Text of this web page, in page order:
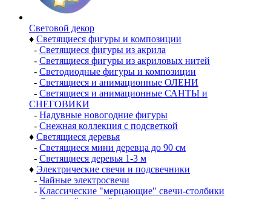
Световой декор
♦ Светящиеся фигуры и композиции
- Светящиеся фигуры из акрила
- Светящиеся фигуры из акриловых нитей
- Светодиодные фигуры и композиции
- Светящиеся и анимационные ОЛЕНИ
- Светящиеся и анимационные САНТЫ и
СНЕГОВИКИ
- Надувные новогодние фигуры
- Снежная коллекция с подсветкой
♦ Светящиеся деревья
- Светящиеся мини деревца до 90 см
- Светящиеся деревья 1-3 м
♦ Электрические свечи и подсвечники
- Чайные электросвечи
- Классические "мерцающие" свечи-столбики